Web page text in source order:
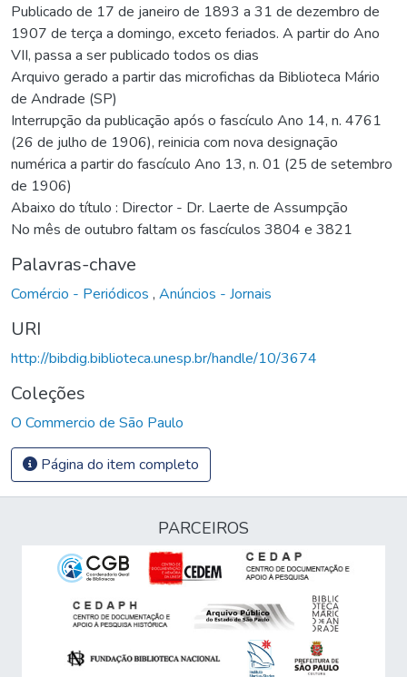
Publicado de 17 de janeiro de 1893 a 31 de dezembro de
1907 de terça a domingo, exceto feriados. A partir do Ano
VII, passa a ser publicado todos os dias
Arquivo gerado a partir das microfichas da Biblioteca Mário
de Andrade (SP)
Interrupção da publicação após o fascículo Ano 14, n. 4761
(26 de julho de 1906), reinicia com nova designação
numérica a partir do fascículo Ano 13, n. 01 (25 de setembro
de 1906)
Abaixo do título : Director - Dr. Laerte de Assumpção
No mês de outubro faltam os fascículos 3804 e 3821
Palavras-chave
Comércio - Periódicos , Anúncios - Jornais
URI
http://bibdig.biblioteca.unesp.br/handle/10/3674
Coleções
O Commercio de São Paulo
Página do item completo
PARCEIROS